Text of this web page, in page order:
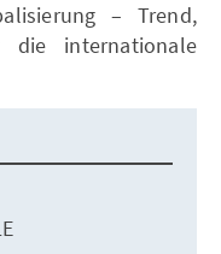
– Trend,
die internationale